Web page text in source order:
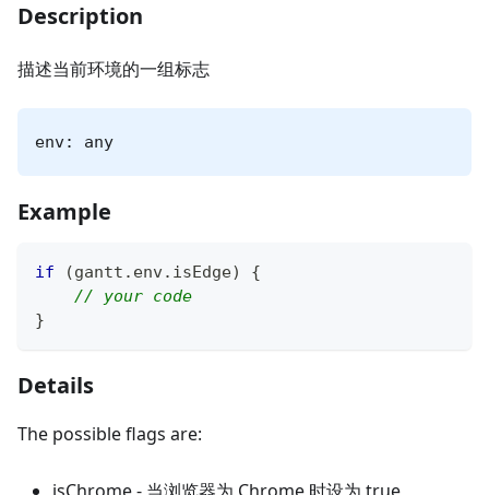
Description
描述当前环境的一组标志
env: any
Example
if (gantt . env. isEdge)
{
// your code
}
Details
The possible flags are: